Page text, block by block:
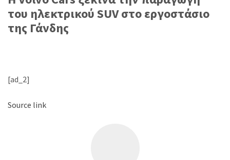
του ηλεκτρικού SUV στο εργοστάσιο
της Γάνδης
[ad_2]
Source link